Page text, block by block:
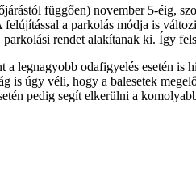
függően) november 5-éig,
felújítással a parkolás módja is
rendet alakítanak ki. Így
legnagyobb odafigyelés esetén
is úgy véli, hogy a balesetek
pedig segít elkerülni a